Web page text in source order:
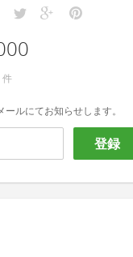
件
ルにてお知らせします。
登録